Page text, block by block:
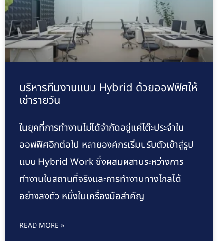
บริหารทีมงานแบบ Hybrid ด้วยออฟฟิศให้
เช่ารายวัน
ในยุคที่การทำงานไม่ได้จำกัดอยู่แค่โต๊ะประจำใน
ออฟฟิศอีกต่อไป หลายองค์กรเริ่มปรับตัวเข้าสู่รูป
แบบ Hybrid Work ซึ่งผสมผสานระหว่างการ
ทำงานในสถานที่จริงและการทำงานทางไกลได้
อย่างลงตัว หนึ่งในเครื่องมือสำคัญ
READ MORE »